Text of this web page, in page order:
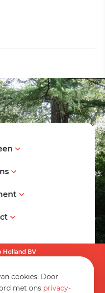
cookies. Door
met ons privacy-
Holland BV